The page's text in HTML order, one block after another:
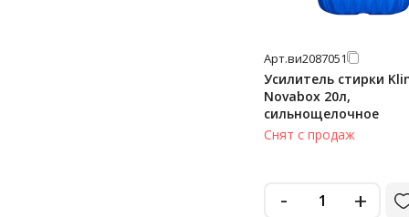
Арт.ви2087051
Усилитель стирки
Novabox 20л,
сильнощелочное
Снят с продаж
- +